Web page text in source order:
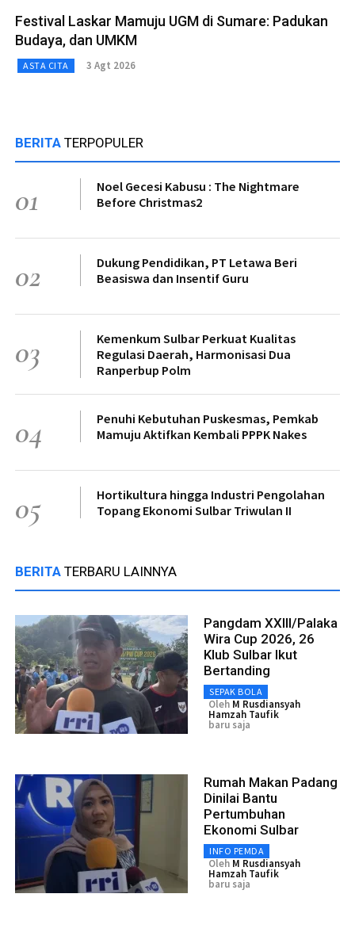
Festival Laskar Mamuju UGM di Sumare: Padukan
Budaya, dan UMKM
ASTA CITA 3 Agt 2026
BERITA TERPOPULER
01
Noel Gecesi Kabusu : The Nightmare
Before Christmas2
02
Dukung Pendidikan, PT Letawa Beri
Beasiswa dan Insentif Guru
03
Kemenkum Sulbar Perkuat Kualitas
Regulasi Daerah, Harmonisasi Dua
Ranperbup Polm
04
Penuhi Kebutuhan Puskesmas, Pemkab
Mamuju Aktifkan Kembali PPPK Nakes
05
Hortikultura hingga Industri Pengolahan
Topang Ekonomi Sulbar Triwulan II
BERITA TERBARU LAINNYA
Pangdam XXIII/Palaka
Wira Cup 2026, 26
Klub Sulbar Ikut
Bertanding
SEPAK BOLA
Oleh M Rusdiansyah
Hamzah Taufik
baru saja
Rumah Makan Padang
Dinilai Bantu
Pertumbuhan
Ekonomi Sulbar
INFO PEMDA
Oleh M Rusdiansyah
Hamzah Taufik
baru saja